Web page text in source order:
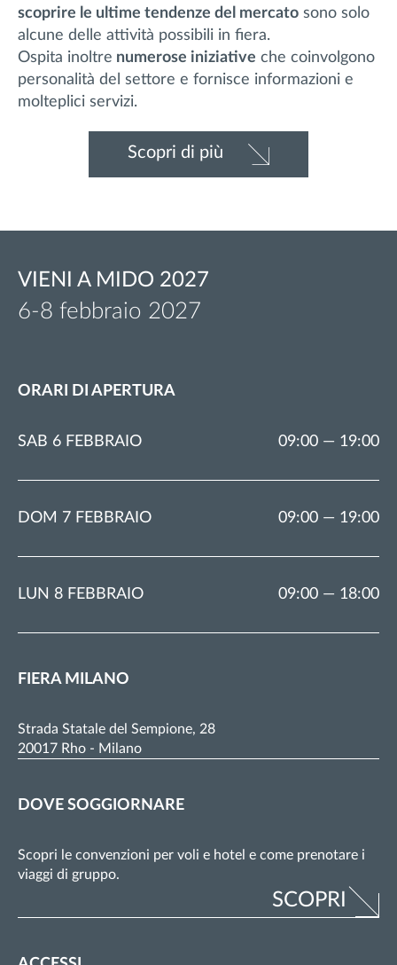
scoprire le ultime tendenze del mercato sono solo
alcune delle attività possibili in fiera.
Ospita inoltre numerose iniziative che coinvolgono
personalità del settore e fornisce informazioni e
molteplici servizi.
Scopri di più
VIENI A MIDO 2027
6-8 febbraio 2027
ORARI DI APERTURA
SAB 6 FEBBRAIO 09:00 — 19:00
DOM 7 FEBBRAIO 09:00 — 19:00
LUN 8 FEBBRAIO 09:00 — 18:00
FIERA MILANO
Strada Statale del Sempione, 28
20017 Rho - Milano
DOVE SOGGIORNARE
Scopri le convenzioni per voli e hotel e come prenotare i
viaggi di gruppo.
SCOPRI